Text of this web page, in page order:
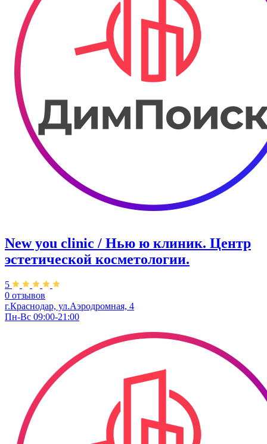
New you clinic / Нью ю клиник. ​Центр
эстетической косметологии.
5
0 отзывов
г.Краснодар, ул.Аэродромная, 4
Пн-Вс 09:00-21:00